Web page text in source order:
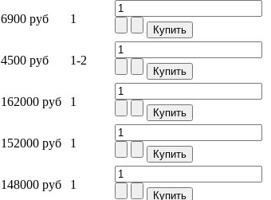
6900 руб 1
4500 руб 1-2
162000 руб 1
152000 руб 1
148000 руб 1